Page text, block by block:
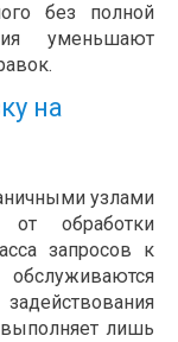
без полной
уменьшают
на
узлами
от обработки
запросов к
лишь